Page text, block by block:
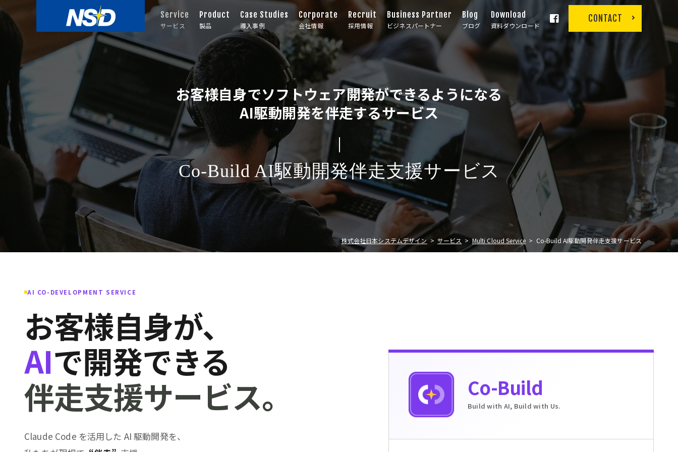
Service
サービス
Product
製品
Case Studies
導入事例
Corporate
会社情報
Recruit
採用情報
Business Partner
ビジネスパートナー
Blog
ブログ
Download
資料ダウンロード
CONTACT
お客様自身でソフトウェア開発ができるようになる
AI駆動開発を伴走するサービス
Co-Build AI駆動開発伴走支援サービス
株式会社日本システムデザイン サービス Multi Cloud Service Co-Build AI駆動開発伴走支援サービス
AI CO-DEVELOPMENT SERVICE
お客様自身が、
AIで開発できる
伴走支援サービス。
Claude Code を活用した AI 駆動開発を、
Co-Build
Build with AI, Build with Us.